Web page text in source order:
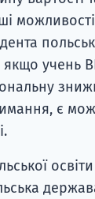
якщо учень
є
освіти